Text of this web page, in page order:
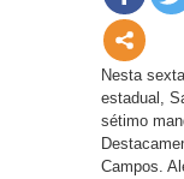
Nesta
estadual,
sétimo
Campos.